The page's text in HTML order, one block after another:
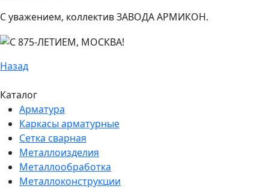
С уважением, коллектив ЗАВОДА АРМИКОН.
Назад
Каталог
Арматура
Каркасы арматурные
Сетка сварная
Металлоизделия
Металлообработка
Металлоконструкции